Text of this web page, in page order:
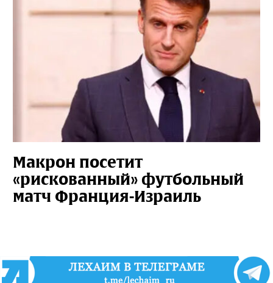
Макрон посетит
«рискованный» футбольный
матч Франция-Израиль